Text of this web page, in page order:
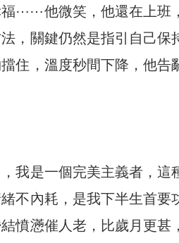
⋯⋯他微笑，他還在上班
，關鍵仍然是指引自己保
住，溫度秒間下降，他告
我是一個完美主義者，這
不內耗，是我下半生首要
憤懣催人老，比歲月更甚